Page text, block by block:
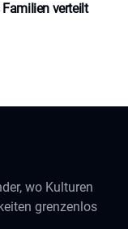
verteilt
wo Kulturen
grenzenlos